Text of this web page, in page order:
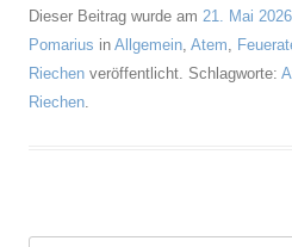
Dieser Beitrag wurde am 21. Mai 2026
Pomarius in Allgemein, Atem,
Riechen veröffentlicht. Schlagworte:
Riechen.